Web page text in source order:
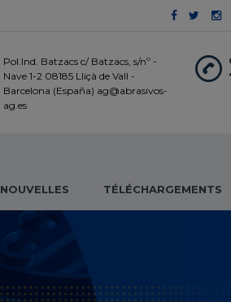
Pol.Ind. Batzacs c/ Batzacs, s/nº -
Nave 1-2 08185 Lliçà de Vall -
Barcelona (España) ag@abrasivos-
ag.es
NOUVELLES TÉLÉCHARGEMENTS